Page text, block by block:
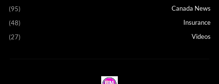
Canada News
(95)
Insurance
(48)
Videos
(27)